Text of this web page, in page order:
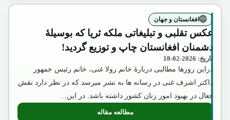
افغانستان و جهان
عکس تقلبی و تبلیغاتی ملکه ثریا که بوسیلۀ
دشمنان افغانستان چاپ و توزیع گردید!
تاریخ: 2026-02-18
دراین روزها مطالبی دربارۀ خانم رولا غنی، خانم رئیس جمهور
داکتر اشرف غنی در رسانه ها به نشر میرسد که در نظر دارد نقش
فعال در بهبود امور زنان کشور داشته باشد. در این…
مطالعه مقاله: عکس تقلبی و تبلیغاتی ملکه ثریا که